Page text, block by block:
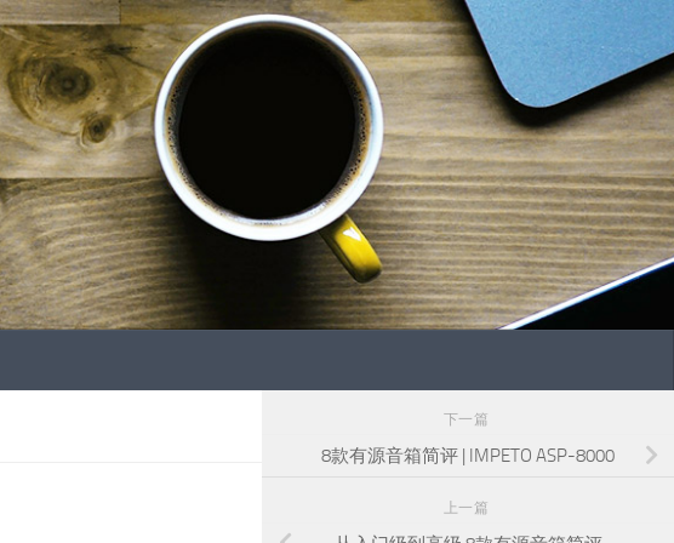
下一篇
8款有源音箱简评 | IMPETO ASP-8000
上一篇